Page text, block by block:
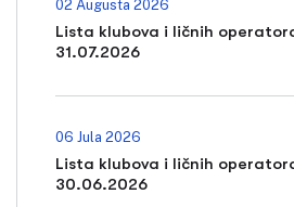
02 Augusta 2026
Lista klubova i ličnih
31.07.2026
06 Jula 2026
Lista klubova i ličnih
30.06.2026